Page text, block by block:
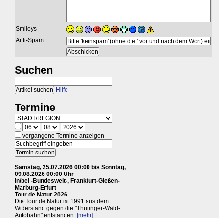
Smileys
Anti-Spam
Suchen
Hilfe
Termine
vergangene Termine anzeigen
Samstag, 25.07.2026 00:00 bis Sonntag,
09.08.2026 00:00 Uhr
in/bei -Bundesweit-, Frankfurt-Gießen-
Marburg-Erfurt
Tour de Natur 2026
Die Tour de Natur ist 1991 aus dem
Widerstand gegen die "Thüringer-Wald-
Autobahn" entstanden. [mehr]